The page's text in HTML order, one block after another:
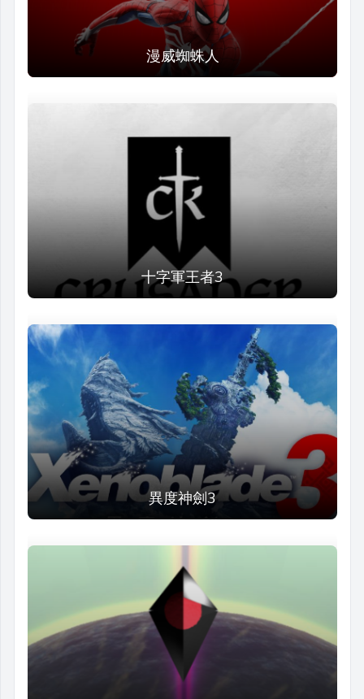
漫威蜘蛛人
十字軍王者3
異度神劍3